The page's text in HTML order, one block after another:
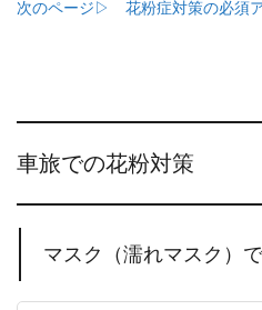
次のページ▷ 花粉症対策の必須
車旅での花粉対策
マスク（濡れマスク）